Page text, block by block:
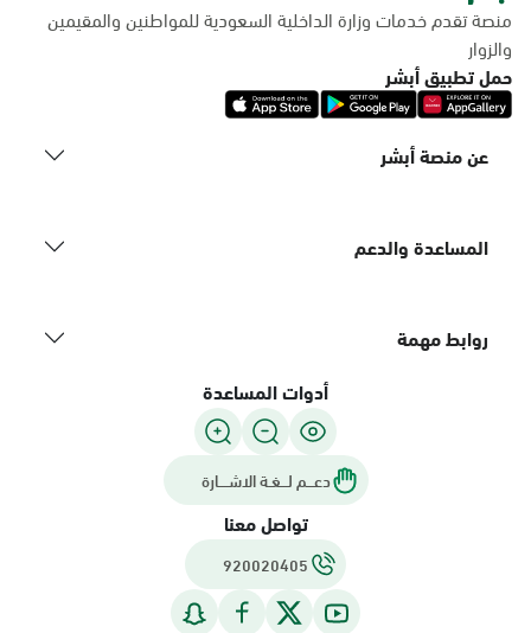
منصة تقدم خدمات وزارة الداخلية السعودية للمواطنين والمقيمين
والزوار
حمل تطبيق أبشر
عن منصة أبشر
المساعدة والدعم
روابط مهمة
أدوات المساعدة
دعـــم لـــغـة الاشــــارة
تواصل معنا
920020405